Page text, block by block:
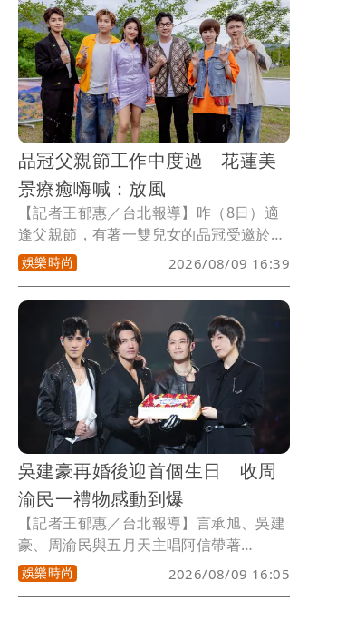
演出，這也是她病癒後首度公開露面，她
透露目前持續定期追蹤，表示：「前陣子
讓大家擔心，然後現在醫生說恢復得很
好，然後也感謝祖靈、上帝的保守。」
品冠父親節工作中度過 花蓮美
景療癒嗨喊：放風
【記者王郁惠／台北報導】昨（8日）適
逢父親節，有著一雙兒女的品冠受邀於
2026花蓮金針花季「漫遊富里983」音樂
市集演出，暌違多時再度來到花蓮、也是
首度造訪富里的品冠，品冠笑說：「今天
雖然是工作，但也算是一種放風！來到這
漂亮的地方唱歌給大家聽。」還提醒大家
別忘了回家陪爸爸吃頓飯。
娛樂時尚 2026/08/09 16:39
吳建豪再婚後迎首個生日 收周
渝民一禮物感動到爆
【記者王郁惠／台北報導】言承旭、吳建
豪、周渝民與五月天主唱阿信帶著
《F✦FOREVER恆星之城》暌違23年再度
回到馬來西亞，7、8日登上吉隆坡Unifi
娛樂時尚 2026/08/09 16:05